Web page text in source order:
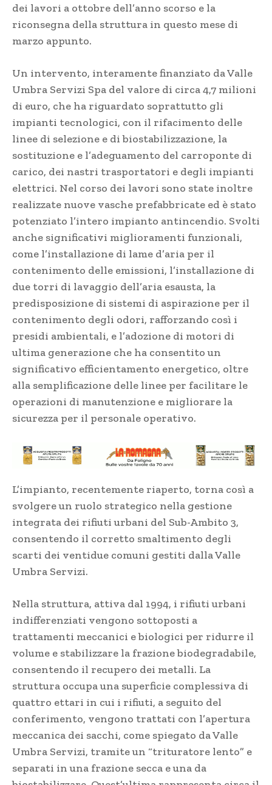
dei lavori a ottobre dell’anno scorso e la
riconsegna della struttura in questo mese di
marzo appunto.
Un intervento, interamente finanziato da Valle
Umbra Servizi Spa del valore di circa 4,7 milioni
di euro, che ha riguardato soprattutto gli
impianti tecnologici, con il rifacimento delle
linee di selezione e di biostabilizzazione, la
sostituzione e l’adeguamento del carroponte di
carico, dei nastri trasportatori e degli impianti
elettrici. Nel corso dei lavori sono state inoltre
realizzate nuove vasche prefabbricate ed è stato
potenziato l’intero impianto antincendio. Svolti
anche significativi miglioramenti funzionali,
come l’installazione di lame d’aria per il
contenimento delle emissioni, l’installazione di
due torri di lavaggio dell’aria esausta, la
predisposizione di sistemi di aspirazione per il
contenimento degli odori, rafforzando così i
presidi ambientali, e l’adozione di motori di
ultima generazione che ha consentito un
significativo efficientamento energetico, oltre
alla semplificazione delle linee per facilitare le
operazioni di manutenzione e migliorare la
sicurezza per il personale operativo.
L’impianto, recentemente riaperto, torna così a
svolgere un ruolo strategico nella gestione
integrata dei rifiuti urbani del Sub-Ambito 3,
consentendo il corretto smaltimento degli
scarti dei ventidue comuni gestiti dalla Valle
Umbra Servizi.
Nella struttura, attiva dal 1994, i rifiuti urbani
indifferenziati vengono sottoposti a
trattamenti meccanici e biologici per ridurre il
volume e stabilizzare la frazione biodegradabile,
consentendo il recupero dei metalli. La
struttura occupa una superficie complessiva di
quattro ettari in cui i rifiuti, a seguito del
conferimento, vengono trattati con l’apertura
meccanica dei sacchi, come spiegato da Valle
Umbra Servizi, tramite un “trituratore lento” e
separati in una frazione secca e una da